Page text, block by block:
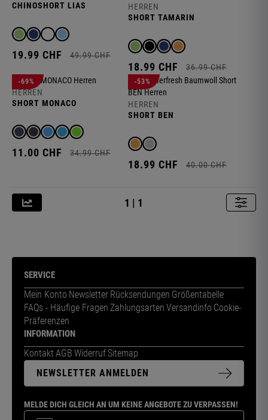
CHINOSHORT LIAS
19.99 CHF 49.99 CHF
HERREN
SHORT TAMARIN
18.99 CHF 36.99 CHF
HERREN
SHORT MONACO
11.00 CHF 34.99 CHF
-69%
HERREN
SHORT BEN
18.99 CHF 40.00 CHF
-53%
1 | 1
SERVICE
Mein Konto Newsletter Rücksendungen Größentabelle
FAQs - Häufige Fragen Zahlungsarten Versandinfo Cookie-
Präferenzen
INFORMATION
Kontakt AGB Widerruf Sitemap
NEWSLETTER ANMELDEN
MELDE DICH GLEICH AN UM KEINE ANGEBOTE ZU VERPASSEN!